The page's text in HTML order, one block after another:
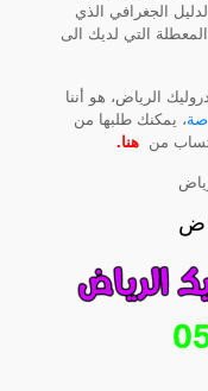
الجغرافي الذي
التي لديك الى
الرياض، هو أننا
، يمكنك طلبها من
من هنا.